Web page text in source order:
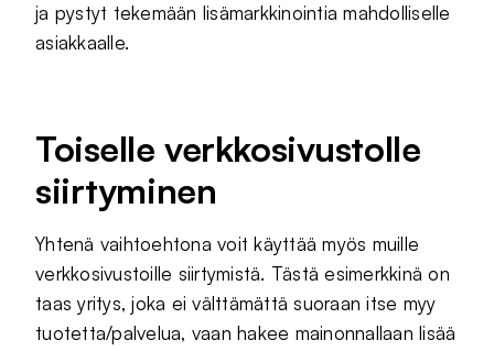
ja pystyt tekemään lisämarkkinointia mahdolliselle
asiakkaalle.
Toiselle verkkosivustolle
siirtyminen
Yhtenä vaihtoehtona voit käyttää myös muille
verkkosivustoille siirtymistä. Tästä esimerkkinä on
taas yritys, joka ei välttämättä suoraan itse myy
tuotetta/palvelua, vaan hakee mainonnallaan lisää